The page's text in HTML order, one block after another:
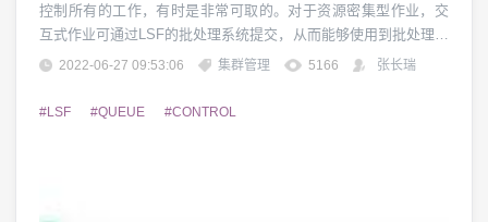
控制所有的工作，有时是非常可取的。对于资源密集型作业，交
互式作业可通过LSF的批处理系统提交，从而能够使用到批处理调
度策略和机器选择功能。你可以提交一个作业，并且指定最低的
对于系统，你将有更多的控制权。例如，你可以指定只将集群中
2022-06-27 09:53:06 集群管理 5166 张长瑞
#LSF #QUEUE #CONTROL